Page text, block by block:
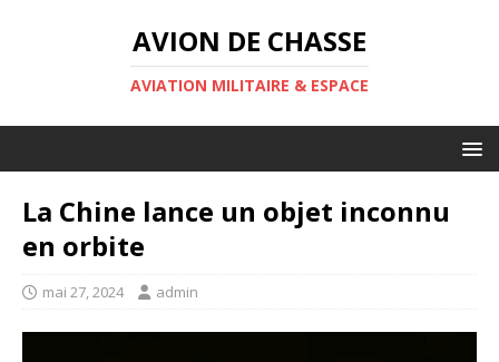
AVION DE CHASSE
AVIATION MILITAIRE & ESPACE
La Chine lance un objet inconnu
en orbite
mai 27, 2024 admin